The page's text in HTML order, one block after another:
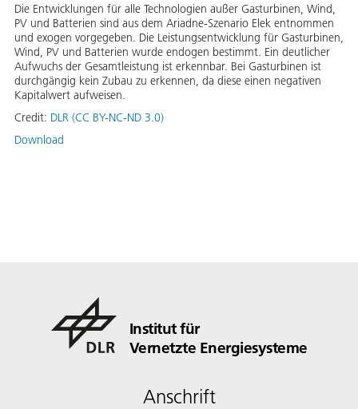
Die Entwicklungen für alle Technologien außer Gasturbinen, Wind,
PV und Batterien sind aus dem Ariadne-Szenario Elek entnommen
und exogen vorgegeben. Die Leistungsentwicklung für Gasturbinen,
Wind, PV und Batterien wurde endogen bestimmt. Ein deutlicher
Aufwuchs der Gesamtleistung ist erkennbar. Bei Gasturbinen ist
durchgängig kein Zubau zu erkennen, da diese einen negativen
Kapitalwert aufweisen.
Credit: DLR (CC BY-NC-ND 3.0)
Download
Institut für
Vernetzte Energiesysteme
Anschrift